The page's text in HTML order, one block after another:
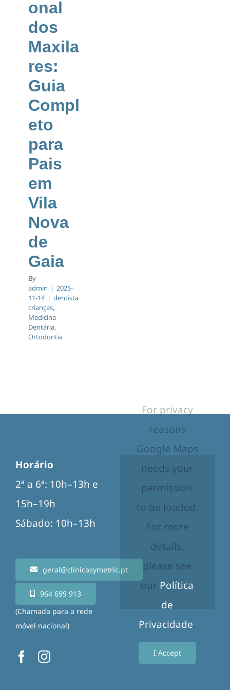
onal
dos
Maxila
res:
Guia
Compl
eto
para
Pais
em
Vila
Nova
de
Gaia
By
admin | 2025-
11-14 | dentista
crianças,
Medicina
Dentária,
Ortodontia
Horário
2ª a 6ª: 10h–13h e
15h–19h
Sábado: 10h–13h
geral@clinicasymetric.pt
964 699 913
(Chamada para a rede
móvel nacional)
For privacy
reasons
Google Maps
needs your
permission
to be loaded.
For more
details,
please see
our Política
de
Privacidade.
I Accept